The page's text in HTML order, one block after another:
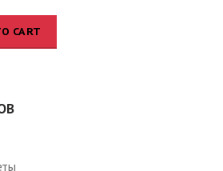
CART